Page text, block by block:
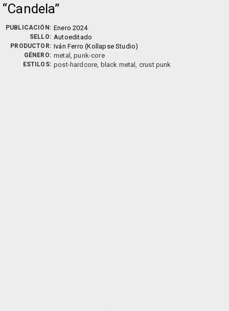
Candela
PUBLICACIÓN: Enero 2024
SELLO: Autoeditado
PRODUCTOR: Iván Ferro (Kollapse Studio)
GÉNERO: metal, punk-core
ESTILOS: post-hardcore, black metal, crust punk